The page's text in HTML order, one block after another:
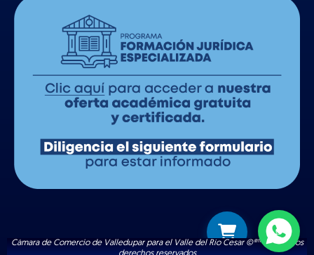
Cámara de Comercio de Valledupar para el Valle del Río Cesar ©®™ | Todos los